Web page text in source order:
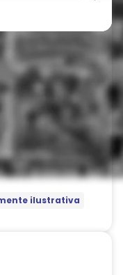
ilustrativa